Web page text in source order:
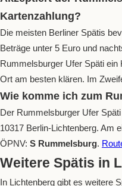
Kartenzahlung?
Die meisten Berliner Spätis
Beträge unter 5 Euro und
Rummelsburger Ufer Späti
Ort am besten klären. Im
Wie komme ich zum
Der Rummelsburger Ufer
10317 Berlin-Lichtenberg. Am
ÖPNV: S Rummelsburg.
Weitere Spätis in
In Lichtenberg gibt es weitere